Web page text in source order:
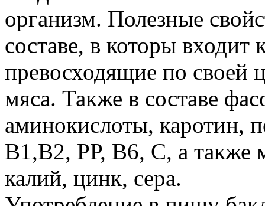
организм. Полезные
составе, в которы входит
превосходящие по своей
мяса. Также в составе
аминокислоты, каротин,
В1,В2, РР, В6, С, а также
калий, цинк, сера.